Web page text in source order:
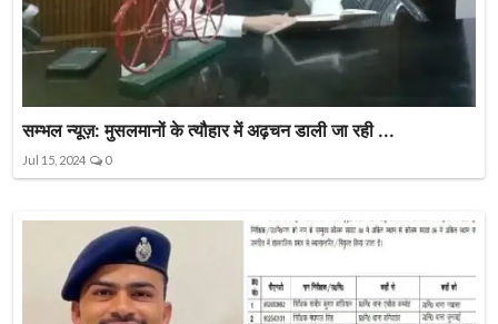
सम्भल न्यूज़: मुसलमानों के त्यौहार में अढ़चन डाली जा रही ...
Jul 15, 2024 0